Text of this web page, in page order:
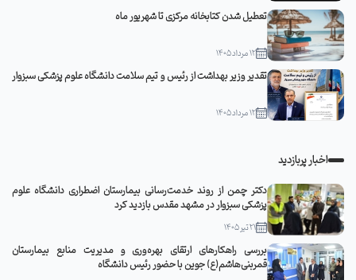
تعطیل شدن کتابخانه مرکزی تا شهریور ماه
12 مرداد 1405
تقدیر وزیر بهداشت از رئیس و تیم سلامت دانشگاه علوم پزشکی سبزوار
12 مرداد 1405
اخبار پربازدید
دکتر چمن از روند خدمت‌رسانی بیمارستان اضطراری دانشگاه علوم
پزشکی سبزوار در مشهد مقدس بازدید کرد
21 تیر 1405
بررسی راهکارهای ارتقای بهره‌وری و مدیریت منابع بیمارستان
قمربنی‌هاشم(ع) جوین با حضور رئیس دانشگاه